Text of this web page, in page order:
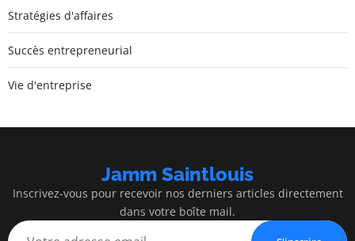
Stratégies d'affaires
Succès entrepreneurial
Vie d'entreprise
Jamm Saintlouis
Inscrivez-vous pour recevoir nos derniers articles directement
dans votre boîte mail.